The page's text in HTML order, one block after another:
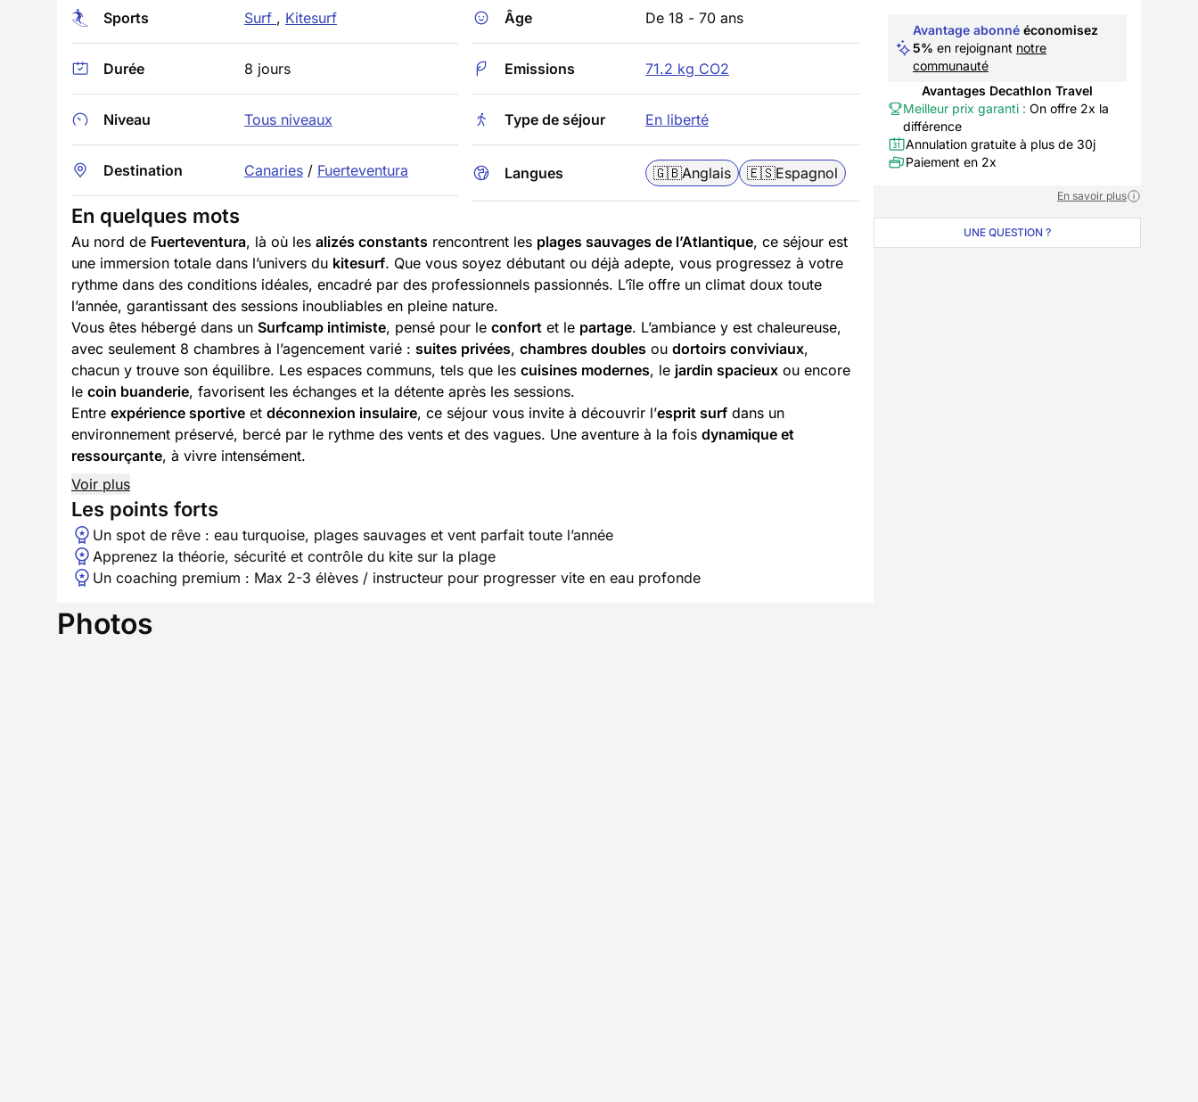
Sports Surf , Kitesurf
Durée 8 jours
Niveau Tous niveaux
Destination Canaries / Fuerteventura
Âge De 18 - 70 ans
Emissions 71.2 kg CO2
Type de séjour En liberté
Langues 🇬🇧Anglais 🇪🇸Espagnol
En quelques mots
Au nord de Fuerteventura, là où les alizés constants rencontrent les plages sauvages de l’Atlantique, ce séjour est
une immersion totale dans l’univers du kitesurf. Que vous soyez débutant ou déjà adepte, vous progressez à votre
rythme dans des conditions idéales, encadré par des professionnels passionnés. L’île offre un climat doux toute
l’année, garantissant des sessions inoubliables en pleine nature.
Vous êtes hébergé dans un Surfcamp intimiste, pensé pour le confort et le partage. L’ambiance y est chaleureuse,
avec seulement 8 chambres à l’agencement varié : suites privées, chambres doubles ou dortoirs conviviaux,
chacun y trouve son équilibre. Les espaces communs, tels que les cuisines modernes, le jardin spacieux ou encore
le coin buanderie, favorisent les échanges et la détente après les sessions.
Entre expérience sportive et déconnexion insulaire, ce séjour vous invite à découvrir l’esprit surf dans un
environnement préservé, bercé par le rythme des vents et des vagues. Une aventure à la fois dynamique et
ressourçante, à vivre intensément.
Voir plus
Les points forts
Un spot de rêve : eau turquoise, plages sauvages et vent parfait toute l’année
Apprenez la théorie, sécurité et contrôle du kite sur la plage
Un coaching premium : Max 2-3 élèves / instructeur pour progresser vite en eau profonde
Photos
Avantage abonné économisez
5% en rejoignant notre
communauté
Avantages Decathlon Travel
Meilleur prix garanti : On offre 2x la
différence
Annulation gratuite à plus de 30j
Paiement en 2x
En savoir plus
UNE QUESTION ?